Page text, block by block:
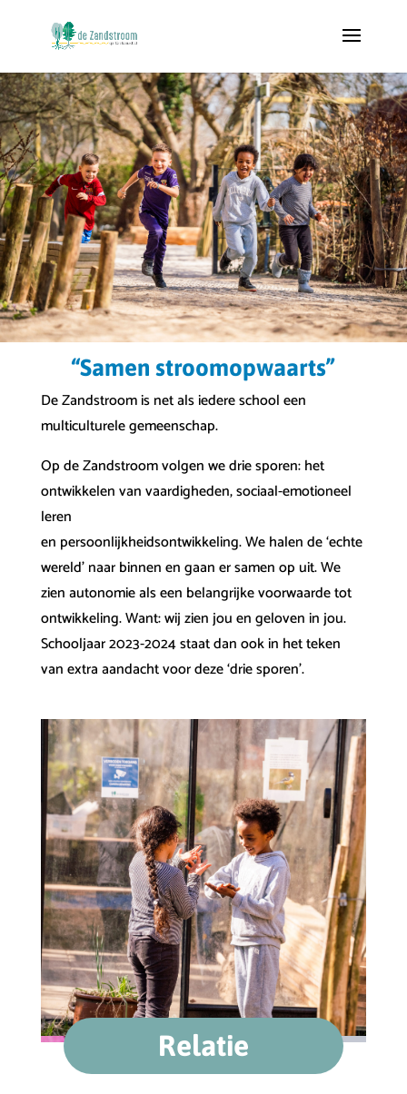
“Samen stroomopwaarts”
De Zandstroom is net als iedere school een
multiculturele gemeenschap.
Op de Zandstroom volgen we drie sporen: het
ontwikkelen van vaardigheden, sociaal-emotioneel
leren
en persoonlijkheidsontwikkeling. We halen de ‘echte
wereld’ naar binnen en gaan er samen op uit. We
zien autonomie als een belangrijke voorwaarde tot
ontwikkeling. Want: wij zien jou en geloven in jou.
Schooljaar 2023-2024 staat dan ook in het teken
van extra aandacht voor deze ‘drie sporen’.
Relatie